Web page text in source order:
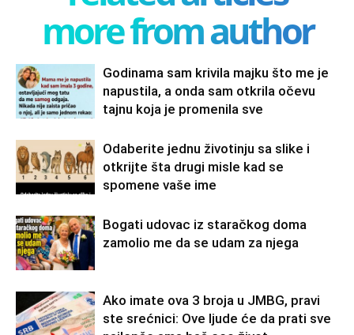
more from author
Godinama sam krivila majku što me je
napustila, a onda sam otkrila očevu
tajnu koja je promenila sve
Odaberite jednu životinju sa slike i
otkrijte šta drugi misle kad se
spomene vaše ime
Bogati udovac iz staračkog doma
zamolio me da se udam za njega
Ako imate ova 3 broja u JMBG, pravi
ste srećnici: Ove ljude će da prati sve